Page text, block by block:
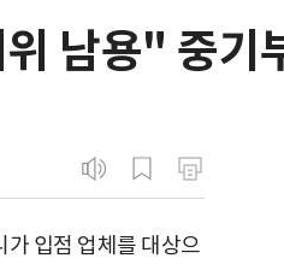
남용" 중기
입점 업체를 대상으